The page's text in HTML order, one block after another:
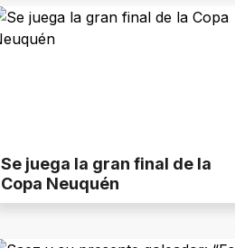
Se juega la gran final de la
Copa Neuquén